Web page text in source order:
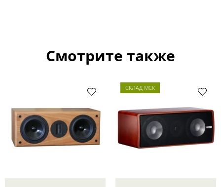
Смотрите также
СКЛАД МСК